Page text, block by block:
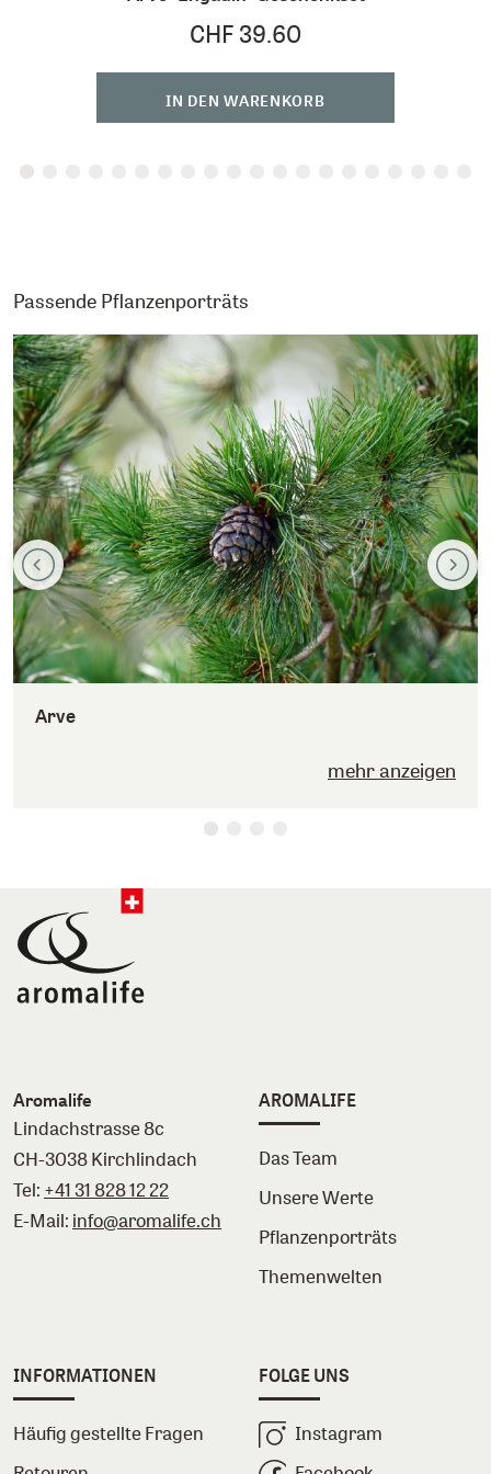
CHF 39.60
IN DEN WARENKORB
Passende Pflanzenporträts
Arve
mehr anzeigen
Aromalife
Lindachstrasse 8c
CH-3038 Kirchlindach
Tel: +41 31 828 12 22
E-Mail: info@aromalife.ch
AROMALIFE
Das Team
Unsere Werte
Pflanzenporträts
Themenwelten
INFORMATIONEN
Häufig gestellte Fragen
FOLGE UNS
Instagram